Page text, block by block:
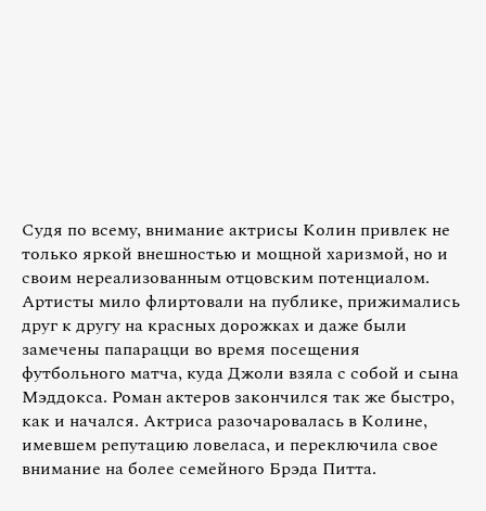
Судя по всему, внимание актрисы Колин привлек не
только яркой внешностью и мощной харизмой, но и
своим нереализованным отцовским потенциалом.
Артисты мило флиртовали на публике, прижимались
друг к другу на красных дорожках и даже были
замечены папарацци во время посещения
футбольного матча, куда Джоли взяла с собой и сына
Мэддокса. Роман актеров закончился так же быстро,
как и начался. Актриса разочаровалась в Колине,
имевшем репутацию ловеласа, и переключила свое
внимание на более семейного Брэда Питта.